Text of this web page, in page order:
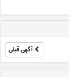
آگهی قبلی